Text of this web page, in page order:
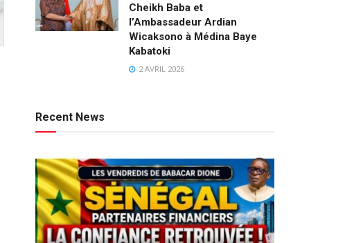
Cheikh Baba et
l’Ambassadeur Ardian
Wicaksono à Médina Baye
Kabatoki
2 AVRIL 2026
Recent News